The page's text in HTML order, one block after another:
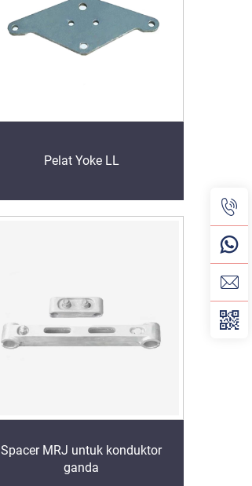
Pelat Yoke LL
Spacer MRJ untuk konduktor
ganda